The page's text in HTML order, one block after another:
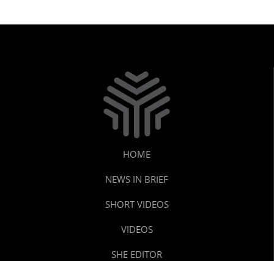
HOME
NEWS IN BRIEF
SHORT VIDEOS
VIDEOS
SHE EDITOR